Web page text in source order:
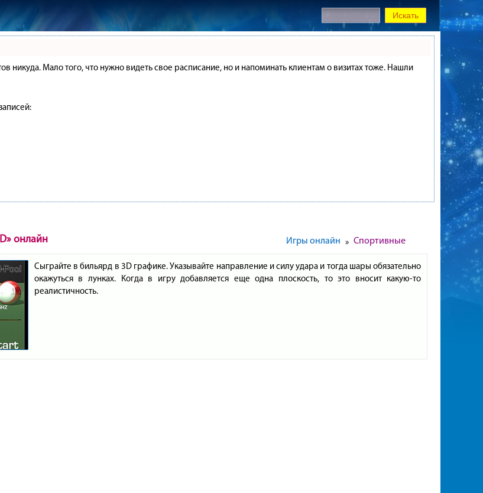
никуда. Мало того, что нужно видеть свое расписание, но и напоминать клиентам о визитах тоже. Нашли
онлайн Игры онлайн » Спортивные
Сыграйте в бильярд в 3D графике. Указывайте направление и силу удара и тогда шары обязательно
окажуться в лунках. Когда в игру добавляется еще одна плоскость, то это вносит какую-то
реалистичность.